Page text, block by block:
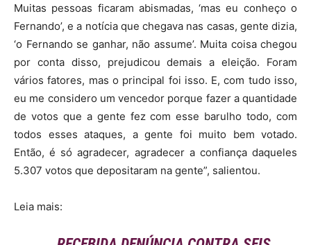
Muitas pessoas ficaram abismadas, ‘mas eu conheço o
Fernando’, e a notícia que chegava nas casas, gente dizia,
‘o Fernando se ganhar, não assume’. Muita coisa chegou
por conta disso, prejudicou demais a eleição. Foram
vários fatores, mas o principal foi isso. E, com tudo isso,
eu me considero um vencedor porque fazer a quantidade
de votos que a gente fez com esse barulho todo, com
todos esses ataques, a gente foi muito bem votado.
Então, é só agradecer, agradecer a confiança daqueles
5.307 votos que depositaram na gente”, salientou.
Leia mais: